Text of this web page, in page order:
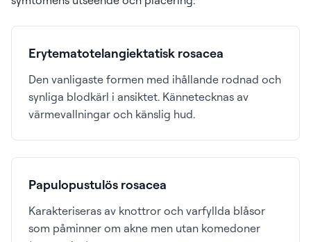
Erytematotelangiektatisk rosacea
Den vanligaste formen med ihållande rodnad och
synliga blodkärl i ansiktet. Kännetecknas av
värmevallningar och känslig hud.
Papulopustulös rosacea
Karakteriseras av knottror och varfyllda blåsor
som påminner om akne men utan komedoner